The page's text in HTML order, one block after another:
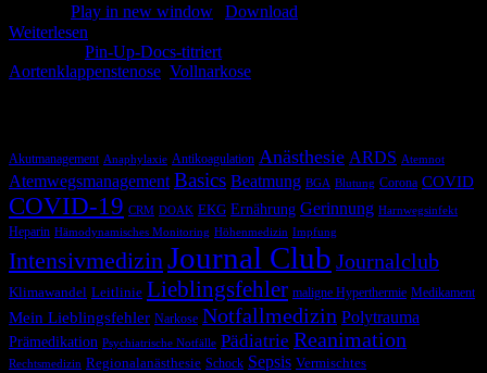
Play in new window
Download
Weiterlesen
Pin-Up-Docs-titriert
Aortenklappenstenose Vollnarkose
Akutmanagement Anaphylaxie Antikoagulation Anästhesie ARDS Atemnot
Atemwegsmanagement Basics Beatmung BGA Blutung Corona COVID
COVID-19 CRM DOAK EKG Ernährung Gerinnung Harnwegsinfekt
Heparin Hämodynamisches Monitoring Höhenmedizin Impfung
IntensivmedizinJournal Club Journalclub
Klimawandel Leitlinie Lieblingsfehler maligne Hyperthermie Medikament
Mein Lieblingsfehler Narkose Notfallmedizin Polytrauma
Prämedikation Psychiatrische Notfälle Pädiatrie Reanimation
Rechtsmedizin Regionalanästhesie Schock Sepsis Vermischtes